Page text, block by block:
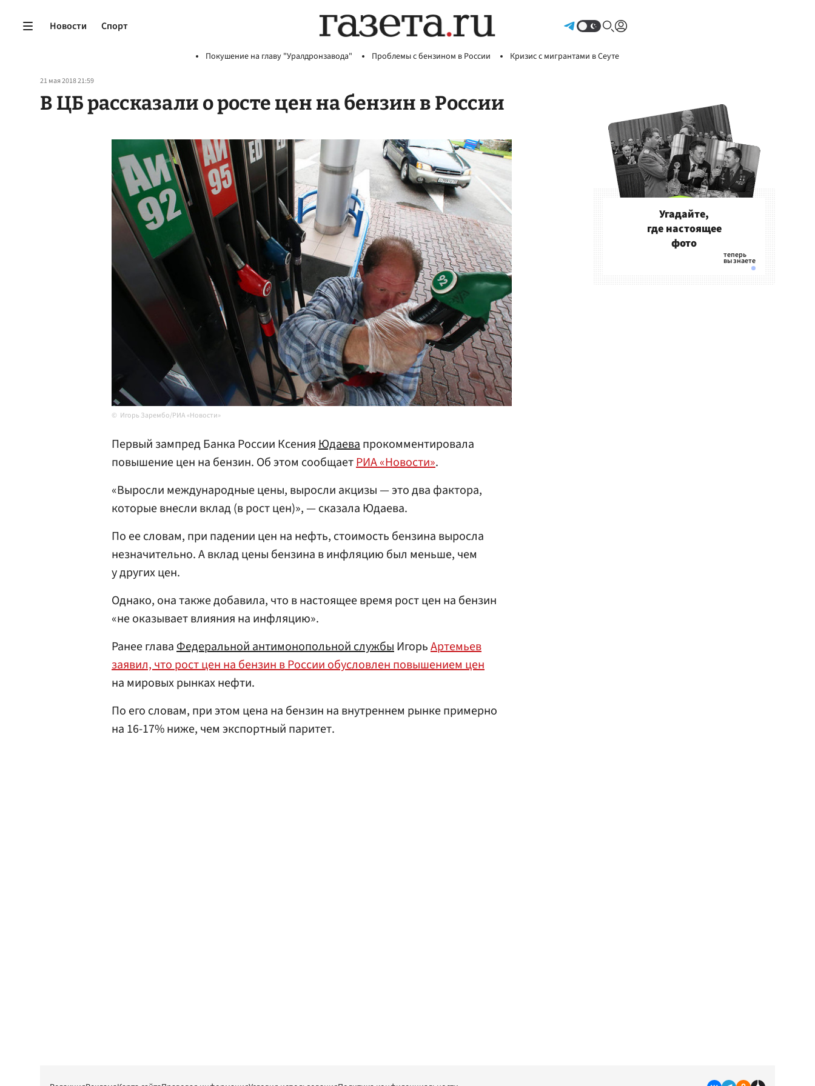
Новости Спорт
Покушение на главу "Уралдронзавода" Проблемы с бензином в России Кризис с мигрантами в Сеуте
21 мая 2018 21:59
В ЦБ рассказали о росте цен на бензин в России
Игорь Зарембо/РИА «Новости»
Первый зампред Банка России КсенияЮдаевапрокомментировала
повышение цен на бензин. Об этом сообщаетРИА «Новости».
«Выросли международные цены, выросли акцизы — это два фактора,
которые внесли вклад (в рост цен)», — сказала Юдаева.
По ее словам, при падении цен на нефть, стоимость бензина выросла
незначительно. А вклад цены бензина в инфляцию был меньше, чем
у других цен.
Однако, она также добавила, что в настоящее время рост цен на бензин
«не оказывает влияния на инфляцию».
Ранее главаФедеральной антимонопольной службыИгорьАртемьев
заявил, что рост цен на бензин в России обусловлен повышением цен
на мировых рынках нефти.
По его словам, при этом цена на бензин на внутреннем рынке примерно
на 16-17% ниже, чем экспортный паритет.
Угадайте,
где настоящее
фото